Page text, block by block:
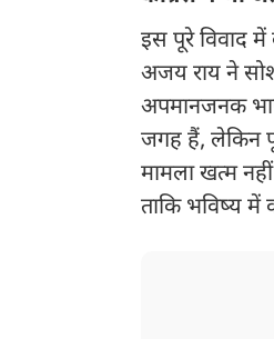
इस पूरे विवाद में
अजय राय ने
अपमानजनक
जगह हैं, लेकिन
मामला खत्म
ताकि भविष्य में